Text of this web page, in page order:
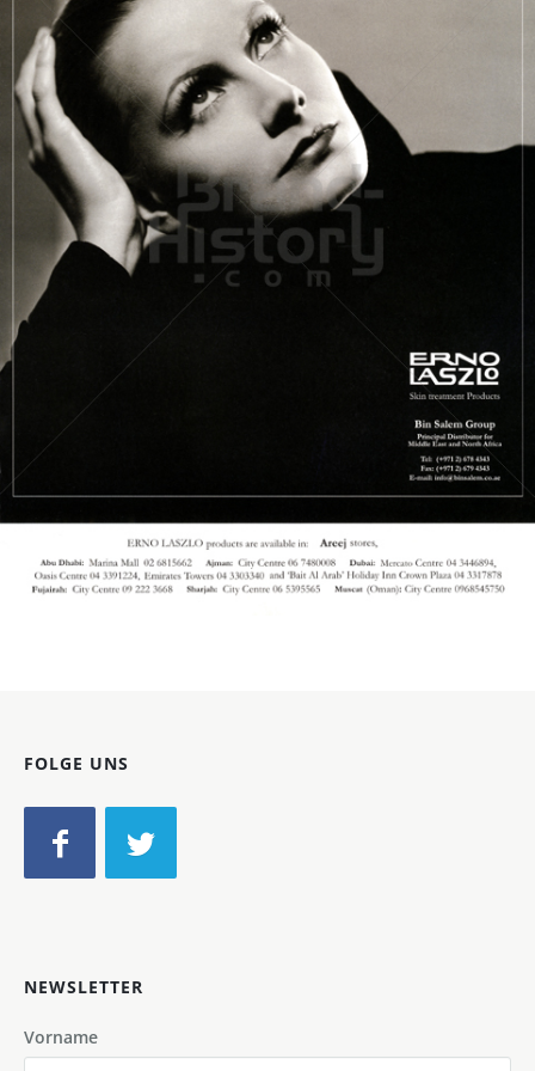
ERNO LASZLO Erno Laszlo, Inc.
Bild-ID: 60426
FOLGE UNS
NEWSLETTER
Vorname